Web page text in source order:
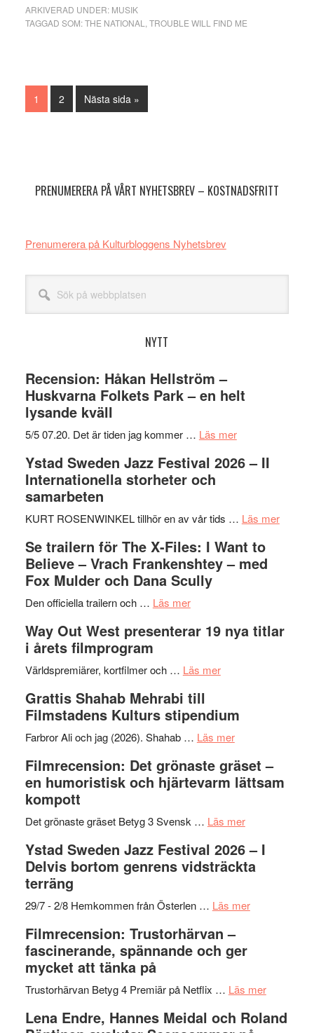
ARKIVERAD UNDER: MUSIK
TAGGAD SOM:THE NATIONAL TROUBLE WILL FIND ME
Sida
1 Sida
2
Go
to
Nästa sida »
PRENUMERERA PÅ VÅRT NYHETSBREV – KOSTNADSFRITT
Prenumerera på Kulturbloggens Nyhetsbrev
webbplatsen
NYTT
Recension: Håkan Hellström –
Huskvarna Folkets Park – en helt
lysande kväll
5/5 07.20. Det är tiden jag kommer … Läs merom
Håkan
Huskvarna
Park
–
kväll
Ystad Sweden Jazz Festival 2026 – II
Internationella storheter och
samarbeten
KURT ROSENWINKEL tillhör en av vår tids … Läs merom
II
Se trailern för The X-Files: I Want to
Believe – Vrach Frankenshtey – med
Fox Mulder och Dana Scully
Den officiella trailern och … Läs merom
trailern
The
Files:
I
Want
Believe
–
Frankenshtey
med
Fox
och
Scully
Way Out West presenterar 19 nya titlar
i årets filmprogram
Världspremiärer, kortfilmer och … Läs merom
West
presenterar
nya
titlar
årets
Grattis Shahab Mehrabi till
Filmstadens Kulturs stipendium
Farbror Ali och jag (2026). Shahab … Läs merom
Shahab
Mehrabi
Filmstadens
stipendium
Filmrecension: Det grönaste gräset –
en humoristisk och hjärtevarm lättsam
kompott
Det grönaste gräset Betyg 3 Svensk … Läs merom
Det
grönaste
–
och
lättsam
Ystad Sweden Jazz Festival 2026 – I
Delvis bortom genrens vidsträckta
terräng
29/7 - 2/8 Hemkommen från Österlen … Läs merom
2026
I
Filmrecension: Trustorhärvan –
fascinerande, spännande och ger
mycket att tänka på
Trustorhärvan Betyg 4 Premiär på Netflix … Läs merom
Lena Endre, Hannes Meidal och Roland